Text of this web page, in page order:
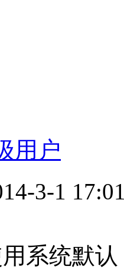
用户
3-1
系统默认